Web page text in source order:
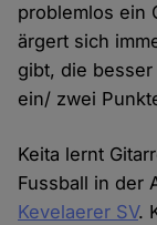
problemlos ein
ärgert sich
gibt, die
ein/ zwei
Keita lernt
Fussball in der
Kevelaerer SV.